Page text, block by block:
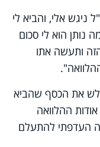
ניגש אלי, והביא לי
נותן הוא לי סכום
ותעשה אתו
את הכסף שהביא
ההלוואה
העדפתי להתעלם